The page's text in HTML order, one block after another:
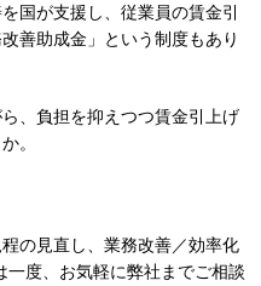
国が支援し、従業員の賃金引
善助成金」という制度もあり
、負担を抑えつつ賃金引上げ
。
の見直し、業務改善／効率化
度、お気軽に弊社までご相談